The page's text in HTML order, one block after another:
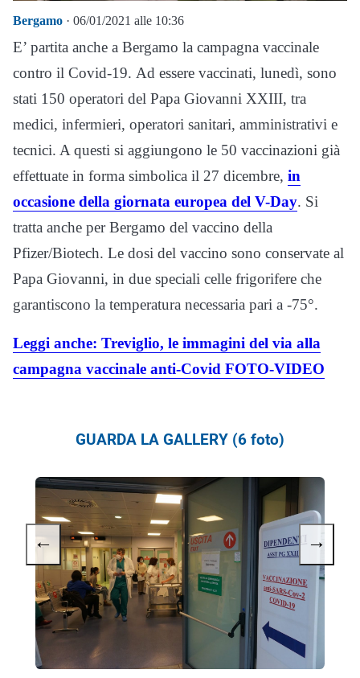
Bergamo · 06/01/2021 alle 10:36
E’ partita anche a Bergamo la campagna vaccinale
contro il Covid-19. Ad essere vaccinati, lunedì, sono
stati 150 operatori del Papa Giovanni XXIII, tra
medici, infermieri, operatori sanitari, amministrativi e
tecnici. A questi si aggiungono le 50 vaccinazioni già
effettuate in forma simbolica il 27 dicembre, in
occasione della giornata europea del V-Day. Si
tratta anche per Bergamo del vaccino della
Pfizer/Biotech. Le dosi del vaccino sono conservate al
Papa Giovanni, in due speciali celle frigorifere che
garantiscono la temperatura necessaria pari a -75°.
Leggi anche: Treviglio, le immagini del via alla
campagna vaccinale anti-Covid FOTO-VIDEO
GUARDA LA GALLERY (6 foto)
← →